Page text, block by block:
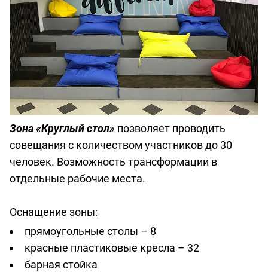
Зона «Круглый стол» позволяет проводить
совещания с количеством участников до 30
человек. Возможность трансформации в
отдельные рабочие места.
Оснащение зоны:
прямоугольные столы – 8
красные пластиковые кресла – 32
барная стойка